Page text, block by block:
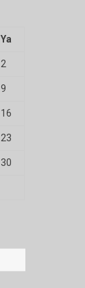
Ya
2
9
16
23
30